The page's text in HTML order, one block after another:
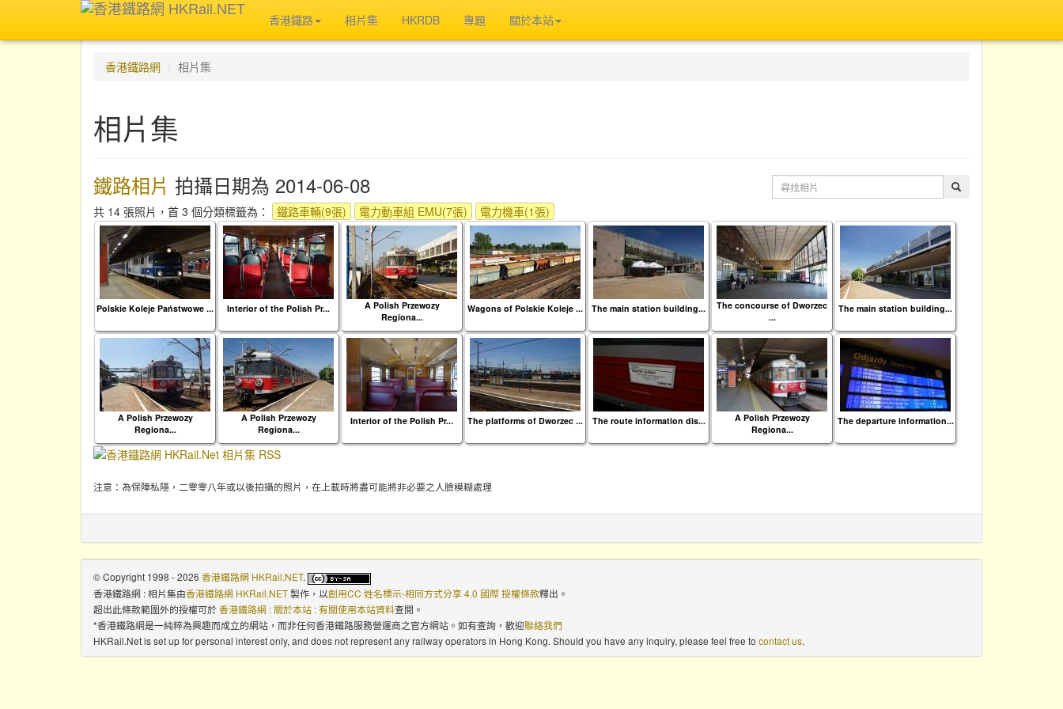
香港鐵路 相片集 HKRDB 專題 關於本站
香港鐵路網 相片集
相片集
鐵路相片 拍攝日期為 2014-06-08
共 14 張照片，首 3 個分類標籤為： 鐵路車輛(9張) 電力動車組 EMU(7張) 電力機車(1張)
Polskie Koleje Państwowe ... Interior of the Polish Pr...
A Polish Przewozy
Regiona...
Wagons of Polskie Koleje ... The main station building...
The concourse of Dworzec
...
The main station building...
A Polish Przewozy
Regiona...
A Polish Przewozy
Regiona...
Interior of the Polish Pr... The platforms of Dworzec ... The route information dis...
A Polish Przewozy
Regiona...
The departure information...
注意：為保障私隱，二零零八年或以後拍攝的照片，在上載時將盡可能將非必要之人臉模糊處理
© Copyright 1998 - 2026 香港鐵路網 HKRail.NET.
香港鐵路網 : 相片集由香港鐵路網 HKRail.NET製作，以創用CC 姓名標示-相同方式分享 4.0 國際 授權條款釋出。
超出此條款範圍外的授權可於香港鐵路網 : 關於本站 : 有關使用本站資料查閱。
*香港鐵路網是一純粹為興趣而成立的網站，而非任何香港鐵路服務營運商之官方網站。如有查詢，歡迎聯絡我們
HKRail.Net is set up for personal interest only, and does not represent any railway operators in Hong Kong. Should you have any inquiry, please feel free to contact us.